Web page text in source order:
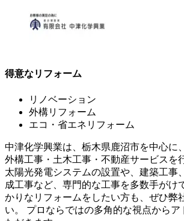
得意なリフォーム
リノベーション
外構リフォーム
エコ・省エネリフォーム
中津化学興業は、栃木県鹿沼市を中心に
外構工事・土木工事・不動産サービスを
太陽光発電システムの設置や、建築工事
成工事など、専門的な工事を多数手がけ
かりなリフォームをしたい方も、ぜひ弊
い。 プロならではの多角的な視点からア